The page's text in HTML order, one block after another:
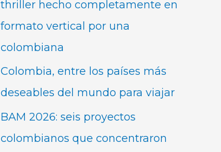
thriller hecho completamente en
formato vertical por una
colombiana
Colombia, entre los países más
deseables del mundo para viajar
BAM 2026: seis proyectos
colombianos que concentraron